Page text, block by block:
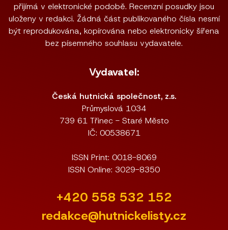
přijímá v elektronické podobě. Recenzní posudky jsou
uloženy v redakci. Žádná část publikovaného čísla nesmí
být reprodukována, kopírována nebo elektronicky šířena
bez písemného souhlasu vydavatele.
Vydavatel:
Česká hutnická společnost, z.s.
Průmyslová 1034
739 61 Třinec - Staré Město
IČ: 00538671
ISSN Print: 0018-8069
ISSN Online: 3029-8350
+420 558 532 152
redakce@hutnickelisty.cz